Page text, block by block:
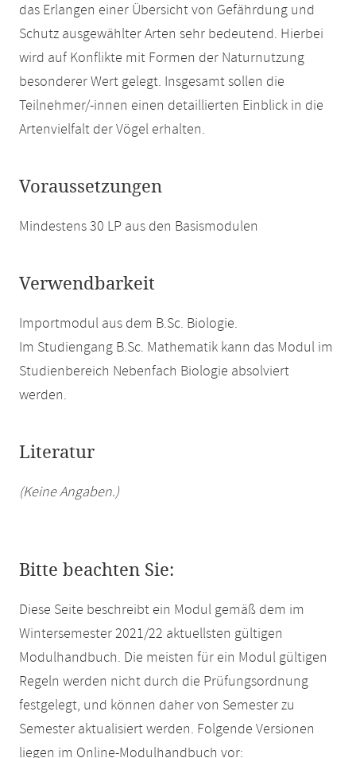
das Erlangen einer Übersicht von Gefährdung und
Schutz ausgewählter Arten sehr bedeutend. Hierbei
wird auf Konflikte mit Formen der Naturnutzung
besonderer Wert gelegt. Insgesamt sollen die
Teilnehmer/-innen einen detaillierten Einblick in die
Artenvielfalt der Vögel erhalten.
Voraussetzungen
Mindestens 30 LP aus den Basismodulen
Verwendbarkeit
Importmodul aus dem B.Sc. Biologie.
Im Studiengang B.Sc. Mathematik kann das Modul im
Studienbereich Nebenfach Biologie absolviert
werden.
Literatur
(Keine Angaben.)
Bitte beachten Sie:
Diese Seite beschreibt ein Modul gemäß dem im
Wintersemester 2021/22 aktuellsten gültigen
Modulhandbuch. Die meisten für ein Modul gültigen
Regeln werden nicht durch die Prüfungsordnung
festgelegt, und können daher von Semester zu
Semester aktualisiert werden. Folgende Versionen
liegen im Online-Modulhandbuch vor: